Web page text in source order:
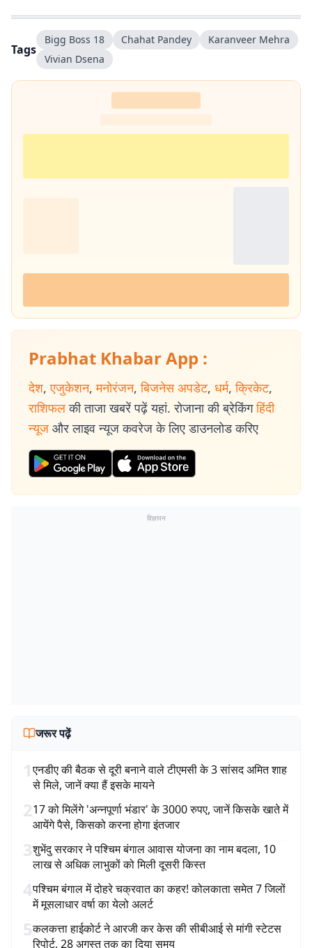
Tags
Bigg Boss 18 Chahat Pandey
Karanveer Mehra
Vivian Dsena
Prabhat Khabar App :
देश, एजुकेशन, मनोरंजन, बिजनेस अपडेट, धर्म, क्रिकेट,
राशिफल की ताजा खबरें पढ़ें यहां. रोजाना की ब्रेकिंग हिंदी
न्यूज और लाइव न्यूज कवरेज के लिए डाउनलोड करिए
विज्ञापन
जरूर पढ़ें
1एनडीए की बैठक से दूरी बनाने वाले टीएमसी के 3 सांसद अमित शाह
से मिले, जानें क्या हैं इसके मायने
217 को मिलेंगे 'अन्नपूर्णा भंडार' के 3000 रुपए, जानें किसके खाते में
आयेंगे पैसे, किसको करना होगा इंतजार
3शुभेंदु सरकार ने पश्चिम बंगाल आवास योजना का नाम बदला, 10
लाख से अधिक लाभुकों को मिली दूसरी किस्त
4पश्चिम बंगाल में दोहरे चक्रवात का कहर! कोलकाता समेत 7 जिलों
में मूसलाधार वर्षा का येलो अलर्ट
5कलकत्ता हाईकोर्ट ने आरजी कर केस की सीबीआई से मांगी स्टेटस
रिपोर्ट, 28 अगस्त तक का दिया समय